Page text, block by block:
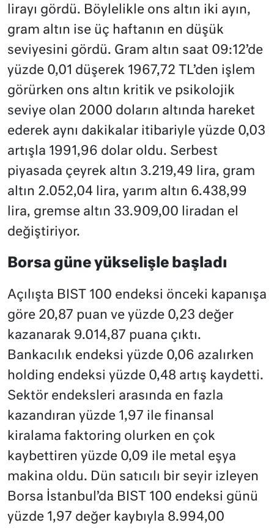
lirayı gördü. Böylelikle ons altın iki ayın,
gram altın ise üç haftanın en düşük
seviyesini gördü. Gram altın saat 09:12’de
yüzde 0,01 düşerek 1967,72 TL’den işlem
görürken ons altın kritik ve psikolojik
seviye olan 2000 doların altında hareket
ederek aynı dakikalar itibariyle yüzde 0,03
artışla 1991,96 dolar oldu. Serbest
piyasada çeyrek altın 3.219,49 lira, gram
altın 2.052,04 lira, yarım altın 6.438,99
lira, gremse altın 33.909,00 liradan el
değiştiriyor.
Borsa güne yükselişle başladı
Açılışta BIST 100 endeksi önceki kapanışa
göre 20,87 puan ve yüzde 0,23 değer
kazanarak 9.014,87 puana çıktı.
Bankacılık endeksi yüzde 0,06 azalırken
holding endeksi yüzde 0,48 artış kaydetti.
Sektör endeksleri arasında en fazla
kazandıran yüzde 1,97 ile finansal
kiralama faktoring olurken en çok
kaybettiren yüzde 0,09 ile metal eşya
makina oldu. Dün satıcılı bir seyir izleyen
Borsa İstanbul’da BIST 100 endeksi günü
yüzde 1,97 değer kaybıyla 8.994,00